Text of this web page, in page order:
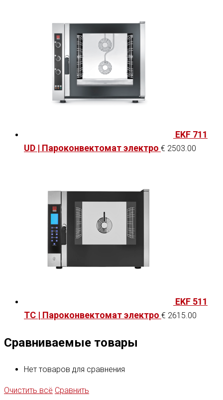
EKF 711
UD | Пароконвектомат электро € 2503.00
EKF 511
TC | Пароконвектомат электро € 2615.00
Сравниваемые товары
Нет товаров для сравнения
Очистить всё Сравнить